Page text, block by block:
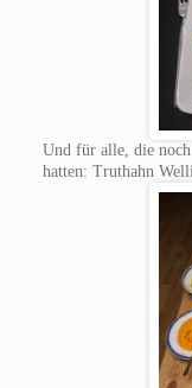
Und für alle, die
hatten: Truthahn